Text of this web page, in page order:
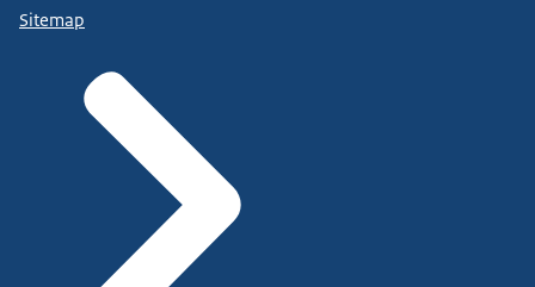
Sitemap